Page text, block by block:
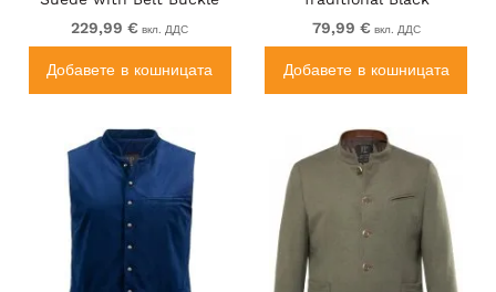
Traditional Moss Green
229,99 € вкл. ДДС
Добавете в кошницата
79,99 € вкл. ДДС
Добавете в кошницата